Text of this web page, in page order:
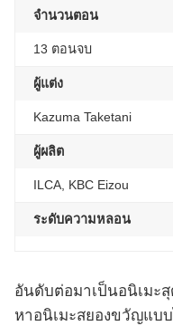
จำนวนตอน
13 ตอนจบ
ผู้แต่ง
Kazuma Taketani
ผู้ผลิต
ILCA, KBC Eizou
ระดับความหลอน
อันดับต่อมาเป็นอนิเมะ
หาอนิเมะสยองขวัญแบ